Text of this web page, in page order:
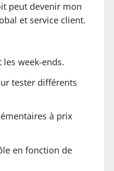
peut devenir mon
et service client.
week-ends.
tester différents
à prix
en fonction de